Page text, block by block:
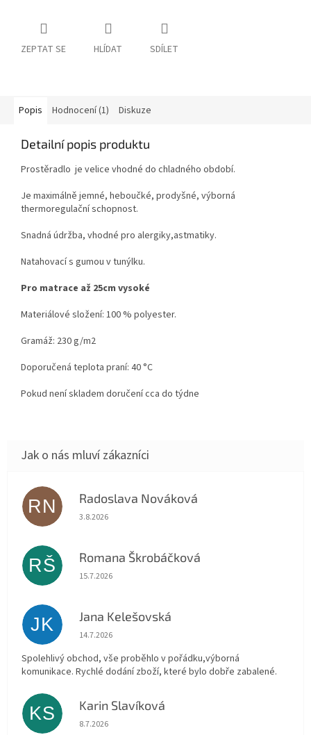
ZEPTAT SE HLÍDAT SDÍLET
Popis Hodnocení (1) Diskuze
Detailní popis produktu
Prostěradlo je velice vhodné do chladného období.
Je maximálně jemné, heboučké, prodyšné, výborná
thermoregulační schopnost.
Snadná údržba, vhodné pro alergiky,astmatiky.
Natahovací s gumou v tunýlku.
Pro matrace až 25cm vysoké
Materiálové složení: 100 % polyester.
Gramáž: 230 g/m2
Doporučená teplota praní: 40 °C
Pokud není skladem doručení cca do týdne
RN Radoslava Nováková
Hodnocení obchodu je 5 z 5 hvězdiček.
3.8.2026
RŠ Romana Škrobáčková
Hodnocení obchodu je 5 z 5 hvězdiček.
15.7.2026
JK Jana Kelešovská
Hodnocení obchodu je 5 z 5 hvězdiček.
14.7.2026
Spolehlivý obchod, vše proběhlo v pořádku,výborná
komunikace. Rychlé dodání zboží, které bylo dobře zabalené.
KS Karin Slavíková
Hodnocení obchodu je 5 z 5 hvězdiček.
8.7.2026